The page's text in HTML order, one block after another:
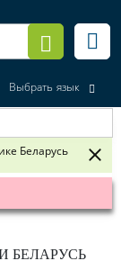
Выбрать язык
Беларусь
БЕЛАРУСЬ